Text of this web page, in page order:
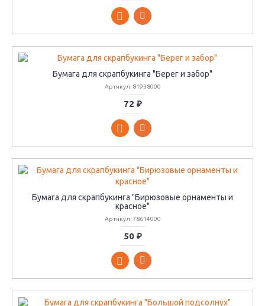
Бумага для скрапбукинга "Берег и забор"
Артикул: 81938000
72 ₽
Бумага для скрапбукинга "Бирюзовые орнаменты и
красное"
Артикул: 78614000
50 ₽